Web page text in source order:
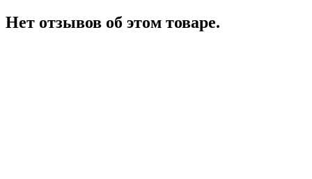
Нет отзывов об этом товаре.